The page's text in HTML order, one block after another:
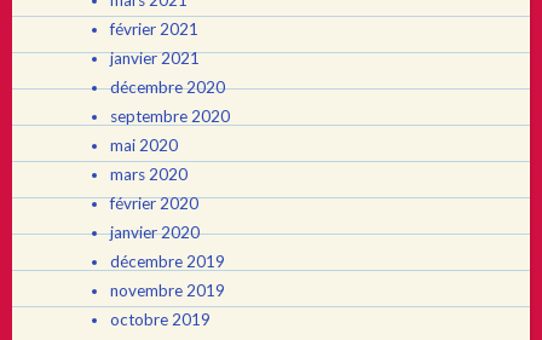
février 2021
janvier 2021
décembre 2020
septembre 2020
mai 2020
mars 2020
février 2020
janvier 2020
décembre 2019
novembre 2019
octobre 2019